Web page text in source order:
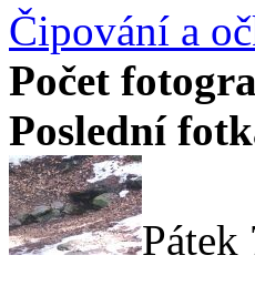
Čipování a
Počet
Poslední
Pátek